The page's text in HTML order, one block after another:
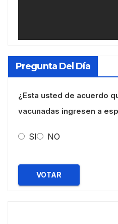
Pregunta Del Día
¿Esta usted de acuerdo
vacunadas ingresen a
SI NO
VOTAR